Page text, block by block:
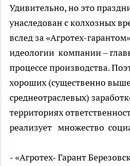
Удивительно, но это
унаследован с колхозных
вслед за «Агротех-
идеологии компании –
процессе производства.
хороших (существенно
среднеотраслевых)
территориях
реализует множество
- «Агротех- Гарант